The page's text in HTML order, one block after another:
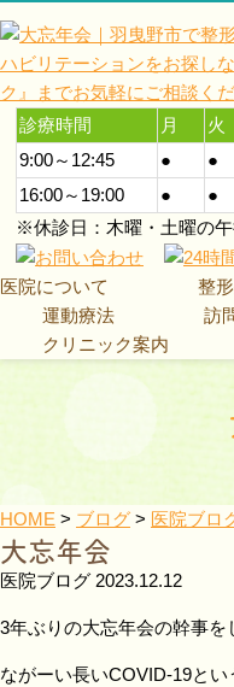
診療時間 月 火
9:00～12:45
● ●
16:00～19:00
● ●
※休診日：木曜・土曜の
医院について 整
運動療法
訪
クリニック案内
HOME > ブログ > 医院ブロ
大忘年会
医院ブログ 2023.12.12
3年ぶりの大忘年会の幹事を
ながーい長いCOVID-19とい